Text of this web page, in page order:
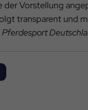
der Vorstellung
transparent und
Pferdesport